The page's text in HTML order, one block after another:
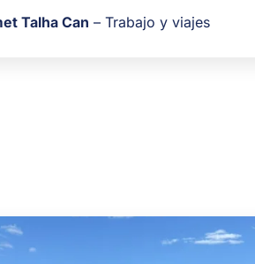
Talha Can – Trabajo y viajes